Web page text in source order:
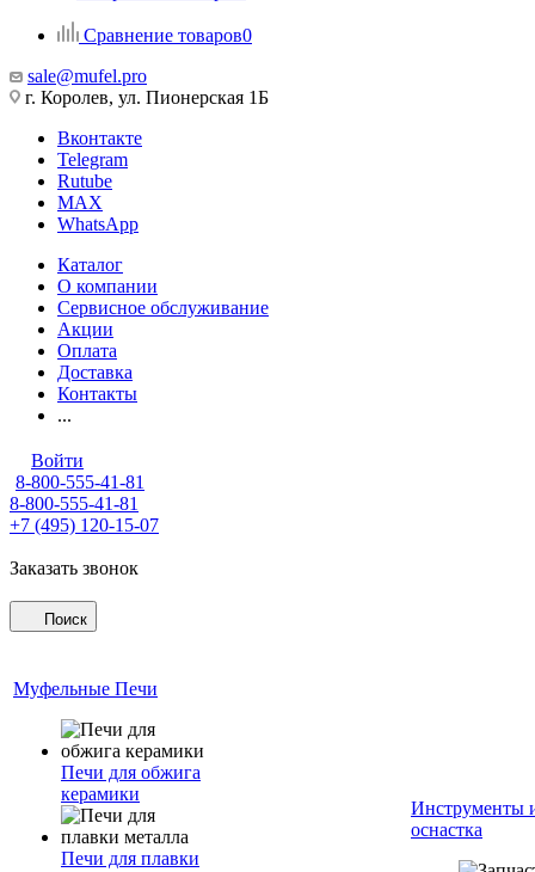
Сравнение товаров0
sale@mufel.pro
г. Королев, ул. Пионерская 1Б
Вконтакте
Telegram
Rutube
MAX
WhatsApp
Каталог
О компании
Сервисное обслуживание
Акции
Оплата
Доставка
Контакты
...
Войти
8-800-555-41-81
8-800-555-41-81
+7 (495) 120-15-07
Заказать звонок
Поиск
Муфельные Печи
Печи для обжига
керамики
Печи для плавки
Инструменты
оснастка